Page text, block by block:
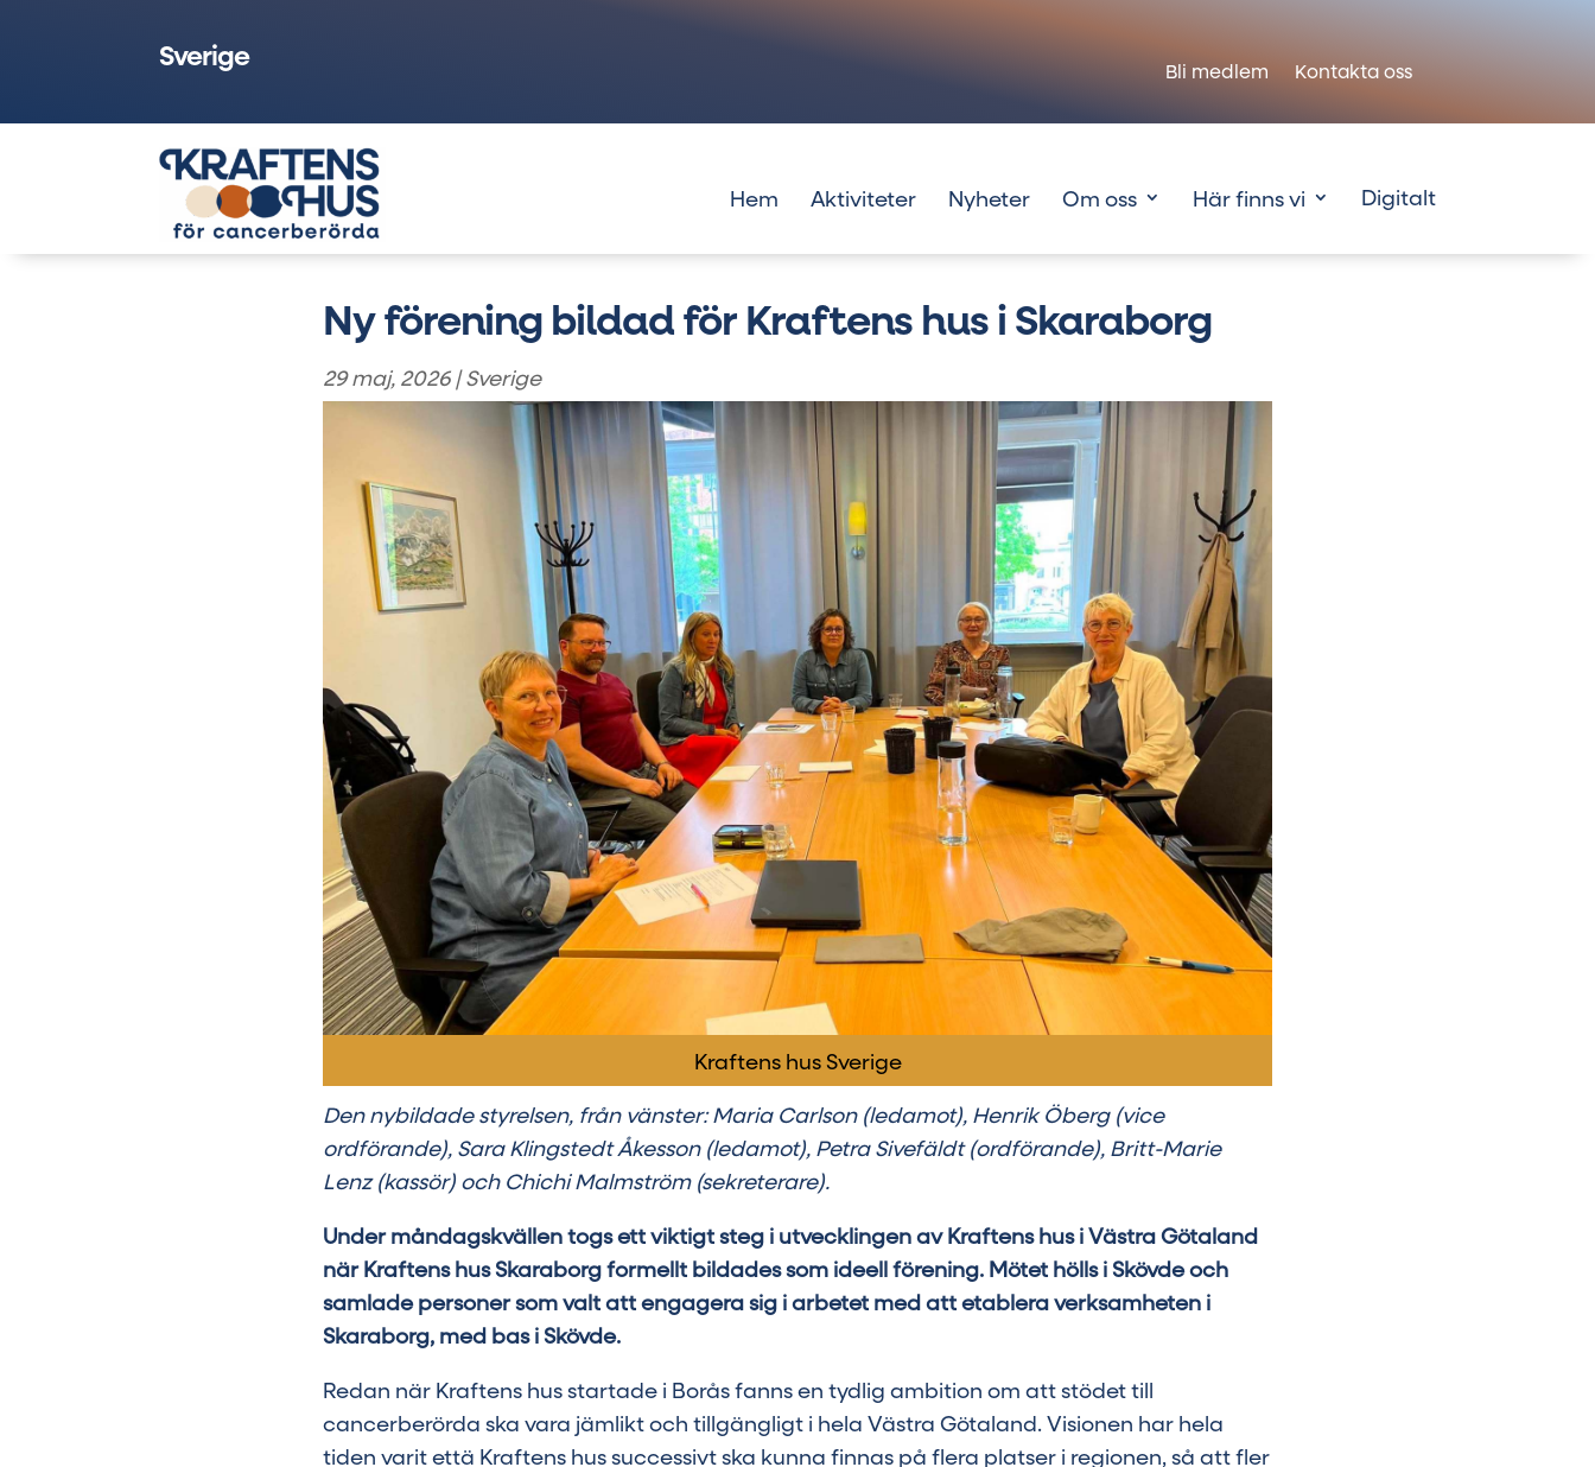
Sverige
Bli medlem Kontakta oss
Hem Aktiviteter Nyheter Om oss Här finns vi
Ny förening bildad för Kraftens hus i Skaraborg
29 maj, 2026| Sverige
Kraftens hus Sverige
Den nybildade styrelsen, från vänster: Maria Carlson (ledamot), Henrik Öberg (vice
ordförande), Sara Klingstedt Åkesson (ledamot), Petra Sivefäldt (ordförande), Britt-Marie
Lenz (kassör) och Chichi Malmström (sekreterare).
Under måndagskvällen togs ett viktigt steg i utvecklingen av Kraftens hus i Västra Götaland
när Kraftens hus Skaraborg formellt bildades som ideell förening. Mötet hölls i Skövde och
samlade personer som valt att engagera sig i arbetet med att etablera verksamheten i
Skaraborg, med bas i Skövde.
Redan när Kraftens hus startade i Borås fanns en tydlig ambition om att stödet till
cancerberörda ska vara jämlikt och tillgängligt i hela Västra Götaland. Visionen har hela
tiden varit että Kraftens hus successivt ska kunna finnas på flera platser i regionen, så att fler